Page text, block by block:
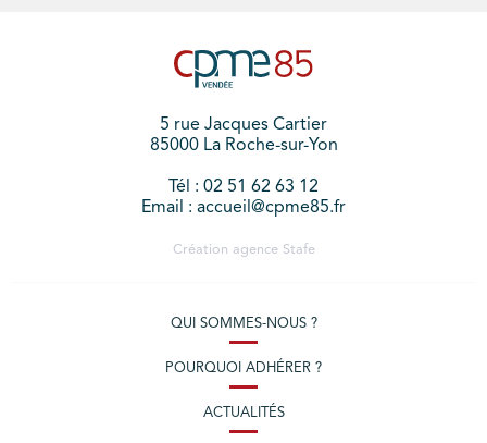
5 rue Jacques Cartier
85000 La Roche-sur-Yon
Tél : 02 51 62 63 12
Email : accueil@cpme85.fr
Création agence Stafe
QUI SOMMES-NOUS ?
POURQUOI ADHÉRER ?
ACTUALITÉS